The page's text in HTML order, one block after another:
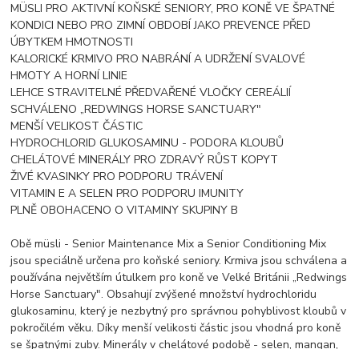
MÜSLI PRO AKTIVNÍ KOŇSKÉ SENIORY, PRO KONĚ VE ŠPATNÉ
KONDICI NEBO PRO ZIMNÍ OBDOBÍ JAKO PREVENCE PŘED
ÚBYTKEM HMOTNOSTI
KALORICKÉ KRMIVO PRO NABRÁNÍ A UDRŽENÍ SVALOVÉ
HMOTY A HORNÍ LINIE
LEHCE STRAVITELNÉ PŘEDVAŘENÉ VLOČKY CEREÁLIÍ
SCHVÁLENO „REDWINGS HORSE SANCTUARY"
MENŠÍ VELIKOST ČÁSTIC
HYDROCHLORID GLUKOSAMINU - PODORA KLOUBŮ
CHELÁTOVÉ MINERÁLY PRO ZDRAVÝ RŮST KOPYT
ŽIVÉ KVASINKY PRO PODPORU TRÁVENÍ
VITAMIN E A SELEN PRO PODPORU IMUNITY
PLNĚ OBOHACENO O VITAMINY SKUPINY B
Obě müsli - Senior Maintenance Mix a Senior Conditioning Mix
jsou speciálně určena pro koňské seniory. Krmiva jsou schválena a
používána největším útulkem pro koně ve Velké Británii „Redwings
Horse Sanctuary". Obsahují zvýšené množství hydrochloridu
glukosaminu, který je nezbytný pro správnou pohyblivost kloubů v
pokročilém věku. Díky menší velikosti částic jsou vhodná pro koně
se špatnými zuby. Minerály v chelátové podobě - selen, mangan,